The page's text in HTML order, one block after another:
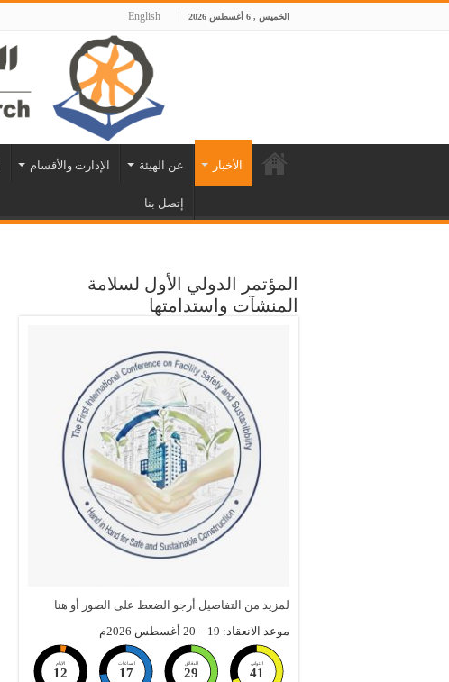
الخميس , 6 أغسطس 2026 English
الأخبار عن الهيئة الإدارت والأقسام
إتصل بنا
المؤتمر الدولي الأول لسلامة
المنشآت واستدامتها
لمزيد من التفاصيل أرجو الضعط على الصور أو هنا
موعد الانعقاد: 19 – 20 أغسطس 2026م
الايام
12
الساعات
17
الدقائق
29
الثواني
40